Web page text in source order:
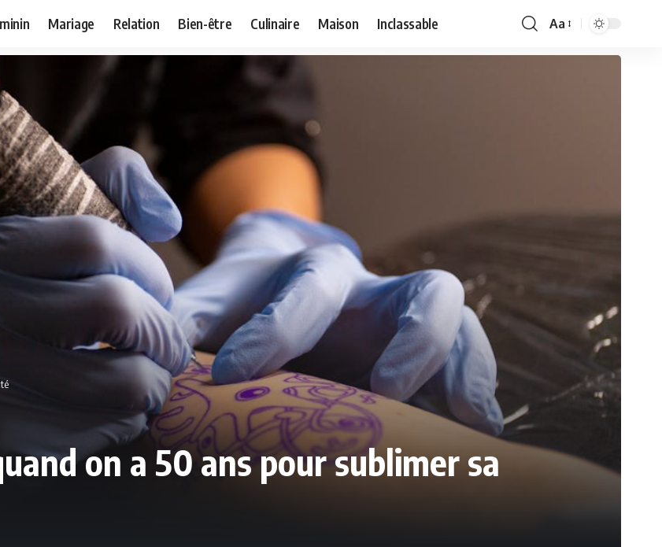
Mariage Relation Bien-être Culinaire Maison Inclassable
Font
Resizer
Aa
on a 50 ans pour sublimer sa